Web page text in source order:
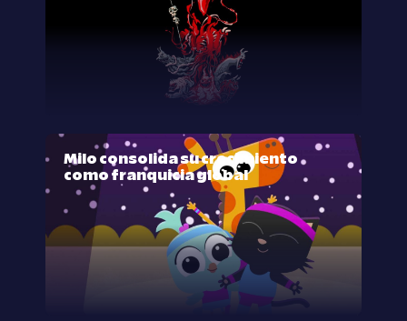
Milo consolida su crecimiento
como franquicia global